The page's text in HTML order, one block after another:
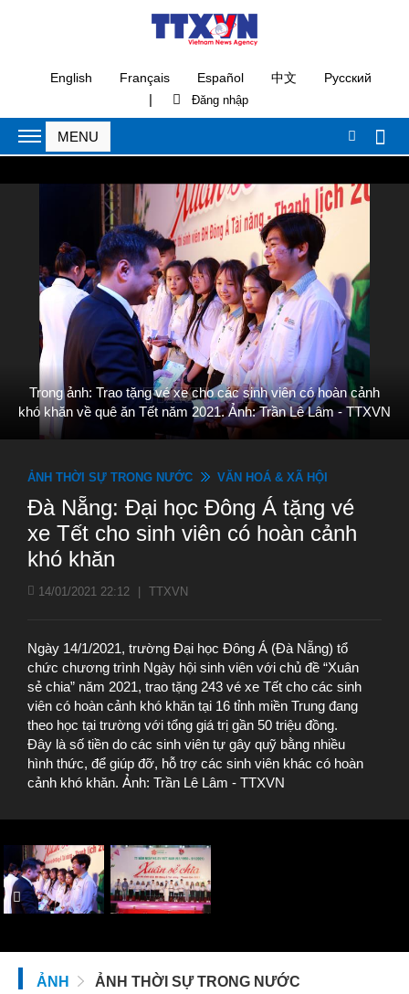
English Français Español 中文 Русский
|
Trong ảnh: Trao tặng vé xe cho các sinh viên có hoàn cảnh
khó khăn về quê ăn Tết năm 2021. Ảnh: Trần Lê Lâm - TTXVN
ẢNH THỜI SỰ TRONG NƯỚC VĂN HOÁ & XÃ HỘI
Đà Nẵng: Đại học Đông Á tặng vé
xe Tết cho sinh viên có hoàn cảnh
khó khăn
14/01/2021 22:12 TTXVN
Ngày 14/1/2021, trường Đại học Đông Á (Đà Nẵng) tổ
chức chương trình Ngày hội sinh viên với chủ đề “Xuân
sẻ chia” năm 2021, trao tặng 243 vé xe Tết cho các sinh
viên có hoàn cảnh khó khăn tại 16 tỉnh miền Trung đang
theo học tại trường với tổng giá trị gần 50 triệu đồng.
Đây là số tiền do các sinh viên tự gây quỹ bằng nhiều
hình thức, để giúp đỡ, hỗ trợ các sinh viên khác có hoàn
cảnh khó khăn. Ảnh: Trần Lê Lâm - TTXVN
ẢNH ẢNH THỜI SỰ TRONG NƯỚC